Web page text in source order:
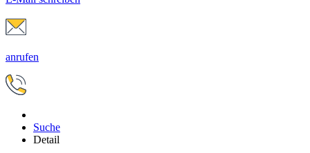
anrufen
Suche
Detail